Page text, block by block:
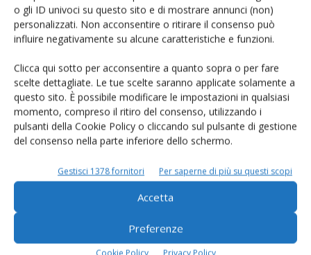
o gli ID univoci su questo sito e di mostrare annunci (non)
personalizzati. Non acconsentire o ritirare il consenso può
influire negativamente su alcune caratteristiche e funzioni.
Clicca qui sotto per acconsentire a quanto sopra o per fare
scelte dettagliate. Le tue scelte saranno applicate solamente a
questo sito. È possibile modificare le impostazioni in qualsiasi
momento, compreso il ritiro del consenso, utilizzando i
pulsanti della Cookie Policy o cliccando sul pulsante di gestione
del consenso nella parte inferiore dello schermo.
Gestisci 1378 fornitori Per saperne di più su questi scopi
Accetta
Preferenze
L'Esperto risponde
I consigli di Terra e Vita agli agricoltori
Cerca adesso